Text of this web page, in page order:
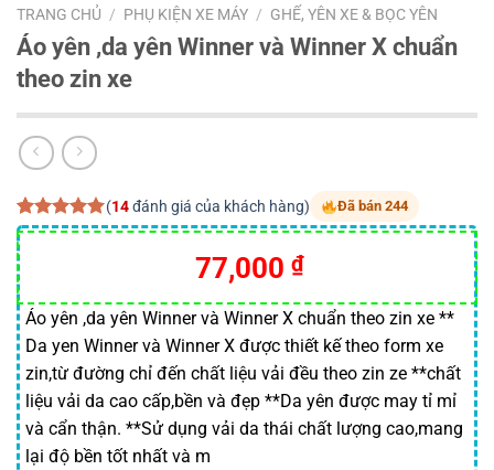
TRANG CHỦ / PHỤ KIỆN XE MÁY / GHẾ, YÊN XE & BỌC YÊN
Áo yên ,da yên Winner và Winner X chuẩn
theo zin xe
5.00trên 5
dựa trên
14
đánh giá
(14đánh giá của khách hàng) Đã bán 244
77,000 ₫
Áo yên ,da yên Winner và Winner X chuẩn theo zin xe **
Da yen Winner và Winner X được thiết kế theo form xe
zin,từ đường chỉ đến chất liệu vải đều theo zin ze **chất
liệu vải da cao cấp,bền và đẹp **Da yên được may tỉ mỉ
và cẩn thận. **Sử dụng vải da thái chất lượng cao,mang
lại độ bền tốt nhất và m